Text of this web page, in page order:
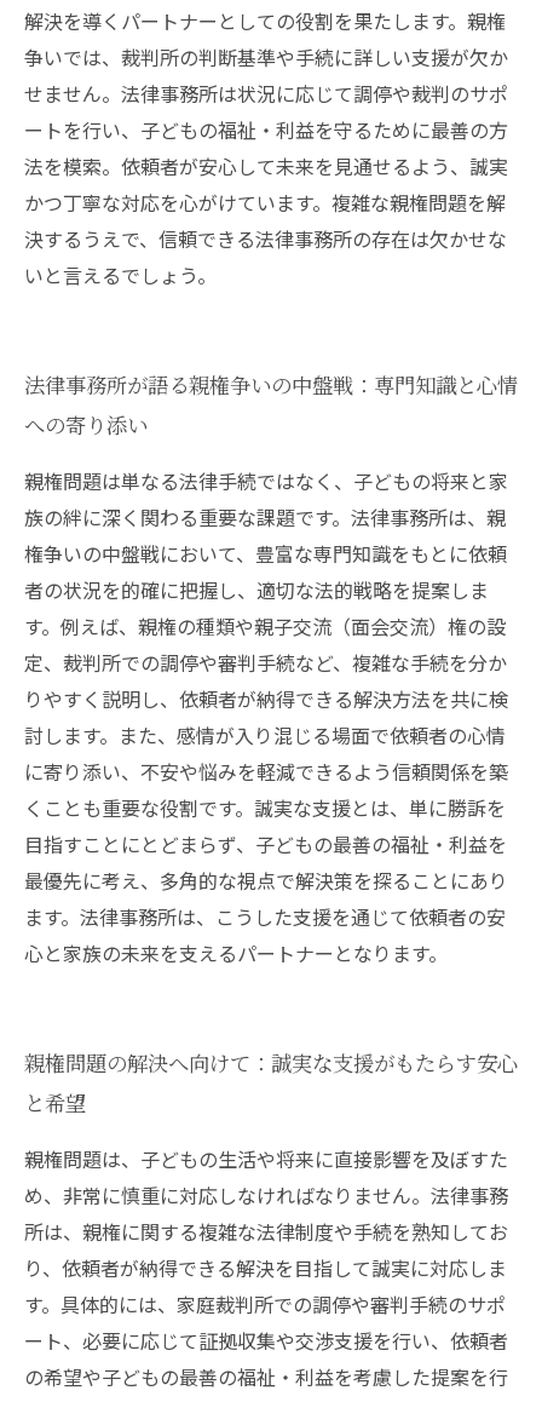
解決を導くパートナーとしての役割を果たします。親権
争いでは、裁判所の判断基準や手続に詳しい支援が欠か
せません。法律事務所は状況に応じて調停や裁判のサポ
ートを行い、子どもの福祉・利益を守るために最善の方
法を模索。依頼者が安心して未来を見通せるよう、誠実
かつ丁寧な対応を心がけています。複雑な親権問題を解
決するうえで、信頼できる法律事務所の存在は欠かせな
いと言えるでしょう。
法律事務所が語る親権争いの中盤戦：専門知識と心情
への寄り添い
親権問題は単なる法律手続ではなく、子どもの将来と家
族の絆に深く関わる重要な課題です。法律事務所は、親
権争いの中盤戦において、豊富な専門知識をもとに依頼
者の状況を的確に把握し、適切な法的戦略を提案しま
す。例えば、親権の種類や親子交流（面会交流）権の設
定、裁判所での調停や審判手続など、複雑な手続を分か
りやすく説明し、依頼者が納得できる解決方法を共に検
討します。また、感情が入り混じる場面で依頼者の心情
に寄り添い、不安や悩みを軽減できるよう信頼関係を築
くことも重要な役割です。誠実な支援とは、単に勝訴を
目指すことにとどまらず、子どもの最善の福祉・利益を
最優先に考え、多角的な視点で解決策を探ることにあり
ます。法律事務所は、こうした支援を通じて依頼者の安
心と家族の未来を支えるパートナーとなります。
親権問題の解決へ向けて：誠実な支援がもたらす安心
と希望
親権問題は、子どもの生活や将来に直接影響を及ぼすた
め、非常に慎重に対応しなければなりません。法律事務
所は、親権に関する複雑な法律制度や手続を熟知してお
り、依頼者が納得できる解決を目指して誠実に対応しま
す。具体的には、家庭裁判所での調停や審判手続のサポ
ート、必要に応じて証拠収集や交渉支援を行い、依頼者
の希望や子どもの最善の福祉・利益を考慮した提案を行